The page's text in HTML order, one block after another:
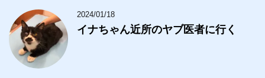
2024/01/18
イナちゃん近所のヤブ医者に行く